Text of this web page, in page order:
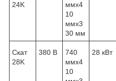
24K
ммх4
10
ммх3
30 мм
Скат
28K
380 В
740
ммх4
10
28 кВт